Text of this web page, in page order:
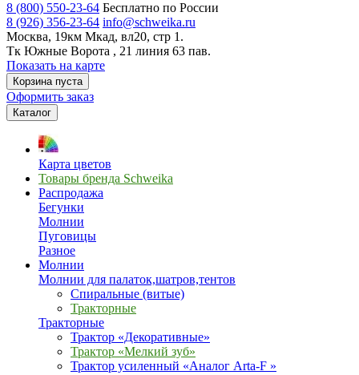
8 (800) 550-23-64 Бесплатно по России
8 (926) 356-23-64 info@schweika.ru
Москва, 19км Мкад, вл20, стр 1.
Тк Южные Ворота , 21 линия 63 пав.
Показать на карте
Корзина пуста
Оформить заказ
Каталог
Карта цветов
Товары бренда Schweika
Распродажа
Бегунки
Молнии
Пуговицы
Разное
Молнии
Молнии для палаток,шатров,тентов
Спиральные (витые)
Тракторные
Тракторные
Трактор «Декоративные»
Трактор «Мелкий зуб»
Трактор усиленный «Аналог Arta-F »